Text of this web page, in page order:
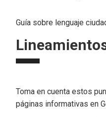
Guía sobre lenguaje
Toma en cuenta estos
páginas informativas en